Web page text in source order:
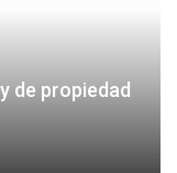
de propiedad